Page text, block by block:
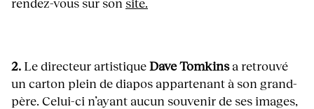
2. Le directeur artistiqueDave Tomkinsa retrouvé
un carton plein de diapos appartenant à son grand-
père. Celui-ci n’ayant aucun souvenir de ses images,